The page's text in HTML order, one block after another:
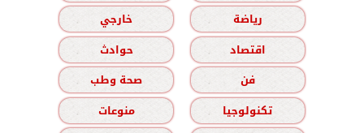
رياضة
خارجي
اقتصاد
حوادث
فن
صحة وطب
تكنولوجيا
منوعات